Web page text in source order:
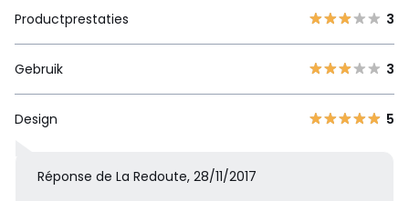
Productprestaties 3
Gebruik 3
Design 5
Réponse de La Redoute, 28/11/2017